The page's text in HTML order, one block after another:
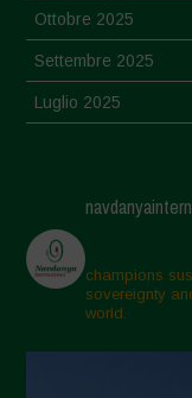
Ottobre 2025
Settembre 2025
Luglio 2025
Aprile 2025
Marzo 2025
Febbraio 2025
Gennaio 2025
champions
sovereignty
world.